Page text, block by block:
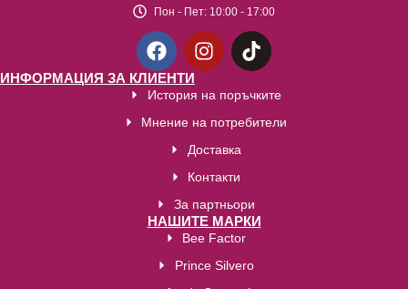
Пон - Пет: 10:00 - 17:00
ИНФОРМАЦИЯ ЗА КЛИЕНТИ
История на поръчките
Мнение на потребители
Доставка
Контакти
За партньори
НАШИТЕ МАРКИ
Bee Factor
Prince Silvero